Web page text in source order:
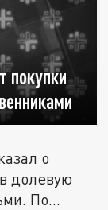
покупки
о
долевую
По...